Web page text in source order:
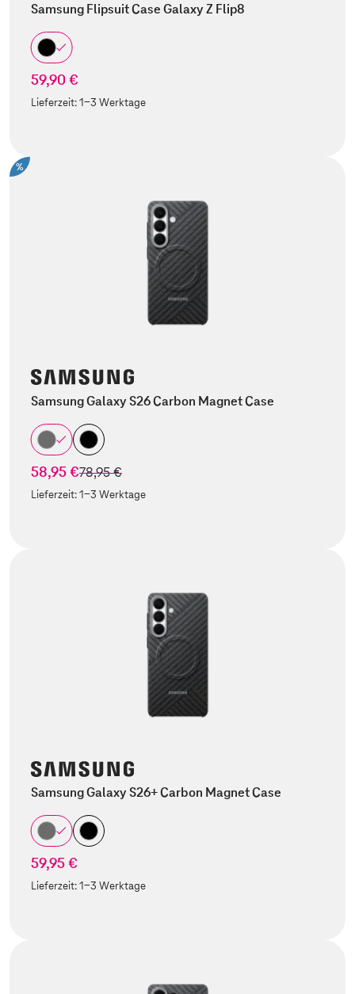
Samsung Flipsuit Case Galaxy Z Flip8
59,90 €
Lieferzeit:1-3 Werktage
%
Samsung Galaxy S26 Carbon Magnet Case
58,95 €statt
78,95 €
Lieferzeit:1-3 Werktage
Samsung Galaxy S26+ Carbon Magnet Case
59,95 €
Lieferzeit:1-3 Werktage